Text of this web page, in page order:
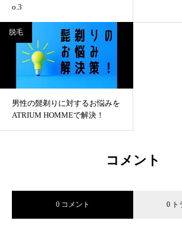
o.3
脱毛
男性の髭剃りに対するお悩みを
ATRIUM HOMMEで解決！
コメント
0 コメント 0 ト